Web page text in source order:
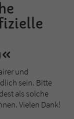
und
sein. Bitte
als solche
Vielen Dank!